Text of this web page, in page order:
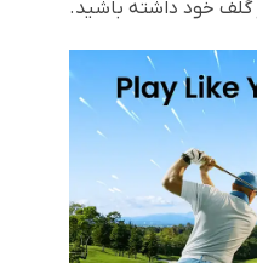
گلف خود داشته باشید.